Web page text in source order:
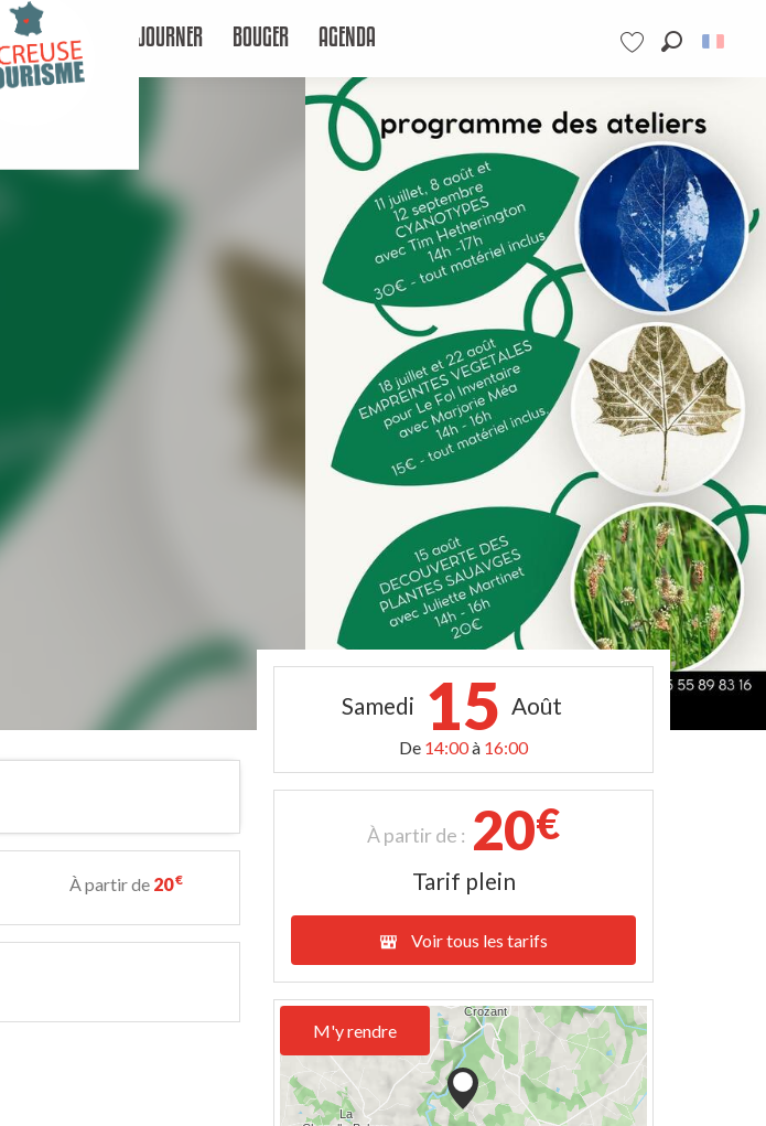
Voir les favoris
SÉJOURNER BOUGER AGENDA
À partir de 20€
Samedi 15 Août
De 14:00à 16:00
À partir de : 20€
Tarif plein
Voir tous les tarifs
M'y rendre